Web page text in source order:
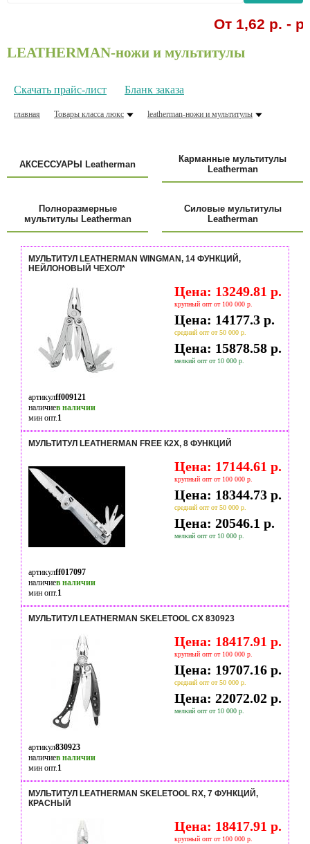
От 1,62 р. -
LEATHERMAN-ножи и мультитулы
Скачать прайс-лист Бланк заказа
главная Товары класса люкс leatherman-ножи и мультитулы
АКСЕССУАРЫ Leatherman
Карманные мультитулы
Leatherman
Полноразмерные
мультитулы Leatherman
Силовые мультитулы
Leatherman
МУЛЬТИТУЛ LEATHERMAN WINGMAN, 14 ФУНКЦИЙ,
НЕЙЛОНОВЫЙ ЧЕХОЛ*
Цена: 13249.81 р.
крупный опт от 100 000 р.
Цена: 14177.3 р.
средний опт от 50 000 р.
Цена: 15878.58 р.
мелкий опт от 10 000 р.
артикулff009121
наличиев наличии
мин опт.1
МУЛЬТИТУЛ LEATHERMAN FREE К2Х, 8 ФУНКЦИЙ
Цена: 17144.61 р.
крупный опт от 100 000 р.
Цена: 18344.73 р.
средний опт от 50 000 р.
Цена: 20546.1 р.
мелкий опт от 10 000 р.
артикулff017097
наличиев наличии
мин опт.1
МУЛЬТИТУЛ LEATHERMAN SKELETOOL CX 830923
Цена: 18417.91 р.
крупный опт от 100 000 р.
Цена: 19707.16 р.
средний опт от 50 000 р.
Цена: 22072.02 р.
мелкий опт от 10 000 р.
артикул830923
наличиев наличии
мин опт.1
МУЛЬТИТУЛ LEATHERMAN SKELETOOL RX, 7 ФУНКЦИЙ,
КРАСНЫЙ
Цена: 18417.91 р.
крупный опт от 100 000 р.